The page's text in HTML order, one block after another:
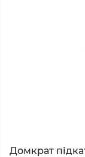
Домкрат